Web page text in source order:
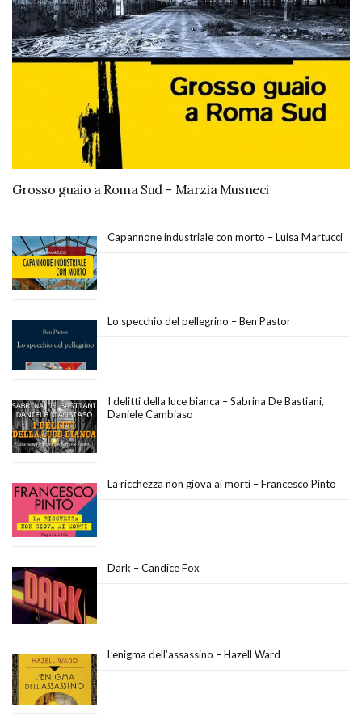
Grosso guaio a Roma Sud – Marzia Musneci
Capannone industriale con morto – Luisa Martucci
Lo specchio del pellegrino – Ben Pastor
I delitti della luce bianca – Sabrina De Bastiani,
Daniele Cambiaso
La ricchezza non giova ai morti – Francesco Pinto
Dark – Candice Fox
L’enigma dell’assassino – Hazell Ward